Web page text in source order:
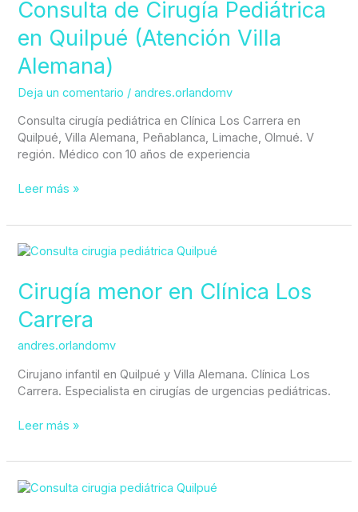
Consulta de Cirugía Pediátrica
en Quilpué (Atención Villa
Alemana)
Deja un comentario /andres.orlandomv
Consulta cirugía pediátrica en Clínica Los Carrera en
Quilpué, Villa Alemana, Peñablanca, Limache, Olmué. V
región. Médico con 10 años de experiencia
Pediátrica
en
(Atención
Villa
Alemana)
Leer más »
Cirugía menor en Clínica Los
Carrera
andres.orlandomv
Cirujano infantil en Quilpué y Villa Alemana. Clínica Los
Carrera. Especialista en cirugías de urgencias pediátricas.
Cirugía
en
Clínica
Los
Leer más »
Cirugía